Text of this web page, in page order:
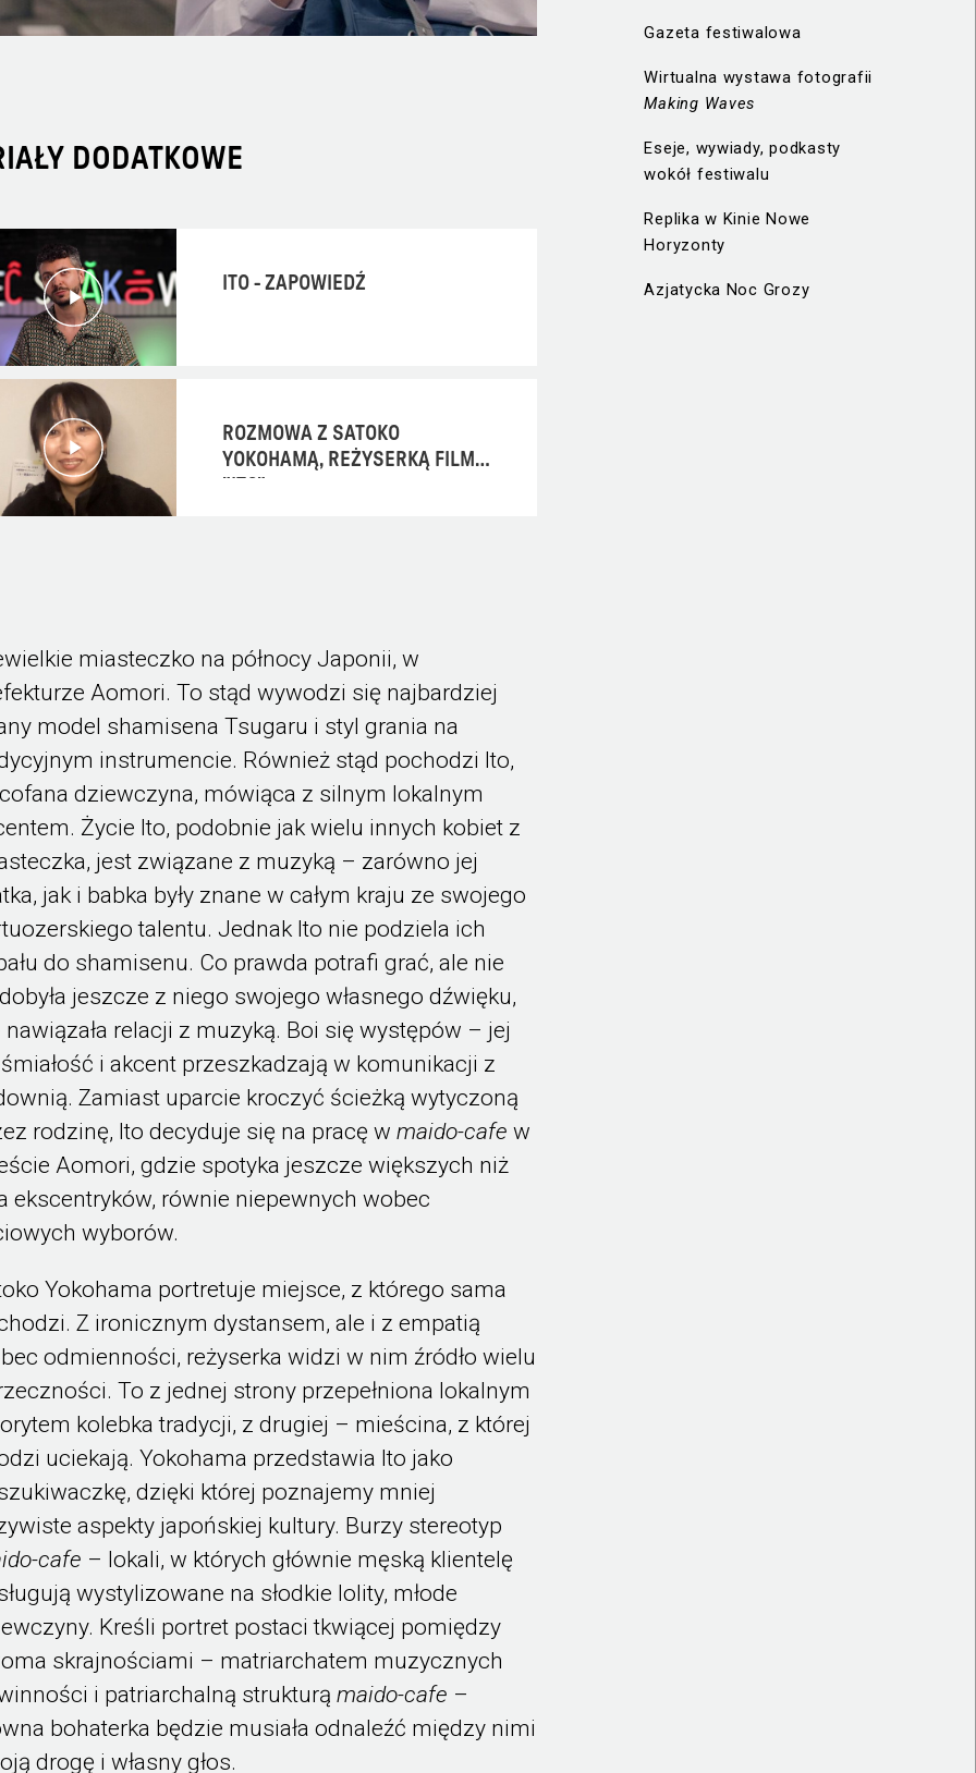
Gazeta festiwalowa
Wirtualna wystawa fotografii
Making Waves
Eseje, wywiady, podkasty
wokół festiwalu
Replika w Kinie Nowe
Horyzonty
Azjatycka Noc Grozy
DODATKOWE
ITO - ZAPOWIEDŹ
ROZMOWA Z SATOKO
YOKOHAMĄ, REŻYSERKĄ FILMU
miasteczko na północy Japonii, w
Aomori. To stąd wywodzi się najbardziej
model shamisena Tsugaru i styl grania na
instrumencie. Również stąd pochodzi Ito,
dziewczyna, mówiąca z silnym lokalnym
Życie Ito, podobnie jak wielu innych kobiet z
jest związane z muzyką – zarówno jej
jak i babka były znane w całym kraju ze swojego
talentu. Jednak Ito nie podziela ich
do shamisenu. Co prawda potrafi grać, ale nie
jeszcze z niego swojego własnego dźwięku,
nawiązała relacji z muzyką. Boi się występów – jej
i akcent przeszkadzają w komunikacji z
Zamiast uparcie kroczyć ścieżką wytyczoną
rodzinę, Ito decyduje się na pracę wmaido-cafe w
Aomori, gdzie spotyka jeszcze większych niż
ekscentryków, równie niepewnych wobec
wyborów.
Yokohama portretuje miejsce, z którego sama
Z ironicznym dystansem, ale i z empatią
odmienności, reżyserka widzi w nim źródło wielu
To z jednej strony przepełniona lokalnym
kolebka tradycji, z drugiej – mieścina, z której
uciekają. Yokohama przedstawia Ito jako
dzięki której poznajemy mniej
aspekty japońskiej kultury. Burzy stereotyp
cafe – lokali, w których głównie męską klientelę
wystylizowane na słodkie lolity, młode
Kreśli portret postaci tkwiącej pomiędzy
skrajnościami – matriarchatem muzycznych
i patriarchalną strukturąmaido-cafe –
bohaterka będzie musiała odnaleźć między nimi
drogę i własny głos.